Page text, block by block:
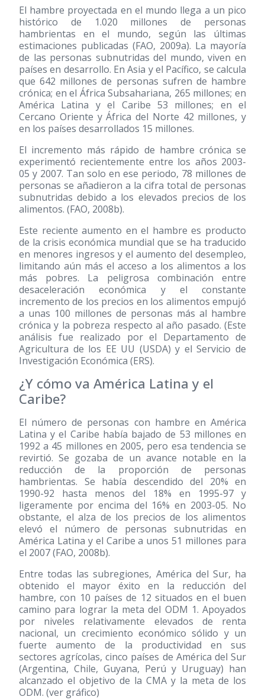
El hambre proyectada en el mundo llega a un pico
histórico de 1.020 millones de personas
hambrientas en el mundo, según las últimas
estimaciones publicadas (FAO, 2009a). La mayoría
de las personas subnutridas del mundo, viven en
países en desarrollo. En Asia y el Pacífico, se calcula
que 642 millones de personas sufren de hambre
crónica; en el África Subsahariana, 265 millones; en
América Latina y el Caribe 53 millones; en el
Cercano Oriente y África del Norte 42 millones, y
en los países desarrollados 15 millones.
El incremento más rápido de hambre crónica se
experimentó recientemente entre los años 2003-
05 y 2007. Tan solo en ese periodo, 78 millones de
personas se añadieron a la cifra total de personas
subnutridas debido a los elevados precios de los
alimentos. (FAO, 2008b).
Este reciente aumento en el hambre es producto
de la crisis económica mundial que se ha traducido
en menores ingresos y el aumento del desempleo,
limitando aún más el acceso a los alimentos a los
más pobres. La peligrosa combinación entre
desaceleración económica y el constante
incremento de los precios en los alimentos empujó
a unas 100 millones de personas más al hambre
crónica y la pobreza respecto al año pasado. (Este
análisis fue realizado por el Departamento de
Agricultura de los EE UU (USDA) y el Servicio de
Investigación Económica (ERS).
¿Y cómo va América Latina y el
Caribe?
El número de personas con hambre en América
Latina y el Caribe había bajado de 53 millones en
1992 a 45 millones en 2005, pero esa tendencia se
revirtió. Se gozaba de un avance notable en la
reducción de la proporción de personas
hambrientas. Se había descendido del 20% en
1990-92 hasta menos del 18% en 1995-97 y
ligeramente por encima del 16% en 2003-05. No
obstante, el alza de los precios de los alimentos
elevó el número de personas subnutridas en
América Latina y el Caribe a unos 51 millones para
el 2007 (FAO, 2008b).
Entre todas las subregiones, América del Sur, ha
obtenido el mayor éxito en la reducción del
hambre, con 10 países de 12 situados en el buen
camino para lograr la meta del ODM 1. Apoyados
por niveles relativamente elevados de renta
nacional, un crecimiento económico sólido y un
fuerte aumento de la productividad en sus
sectores agrícolas, cinco países de América del Sur
(Argentina, Chile, Guyana, Perú y Uruguay) han
alcanzado el objetivo de la CMA y la meta de los
ODM. (ver gráfico)